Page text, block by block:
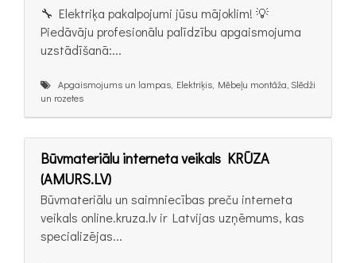
🔧 Elektriķa pakalpojumi jūsu mājoklim! 💡
Piedāvāju profesionālu palīdzību apgaismojuma
uzstādīšanā:...
Apgaismojums un lampas, Elektriķis, Mēbeļu montāža, Slēdži
un rozetes
Būvmateriālu interneta veikals KRŪZA
(AMURS.LV)
Būvmateriālu un saimniecības preču interneta
veikals online.kruza.lv ir Latvijas uzņēmums, kas
specializējas...